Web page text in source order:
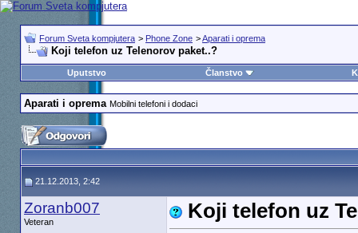
Forum Sveta kompjutera > Phone Zone >Aparati i oprema
Koji telefon uz Telenorov paket..?
Uputstvo Članstvo
Aparati i oprema Mobilni telefoni i dodaci
21.12.2013, 2:42
Zoranb007
Veteran
Koji telefon uz